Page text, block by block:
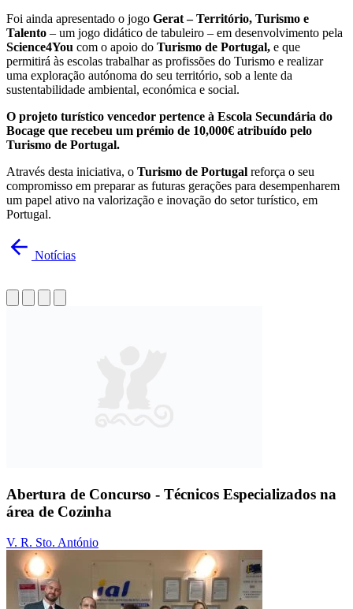
Foi ainda apresentado o jogo Gerat – Território, Turismo e
Talento – um jogo didático de tabuleiro – em desenvolvimento pela
Science4You com o apoio do Turismo de Portugal, e que
permitirá às escolas trabalhar as profissões do Turismo e realizar
uma exploração autónoma do seu território, sob a lente da
sustentabilidade ambiental, económica e social.
O projeto turístico vencedor pertence à Escola Secundária do
Bocage que recebeu um prémio de 10,000€ atribuído pelo
Turismo de Portugal.
Através desta iniciativa, o Turismo de Portugal reforça o seu
compromisso em preparar as futuras gerações para desempenharem
um papel ativo na valorização e inovação do setor turístico, em
Portugal.
Notícias
Abertura de Concurso - Técnicos Especializados na
área de Cozinha
V. R. Sto. António